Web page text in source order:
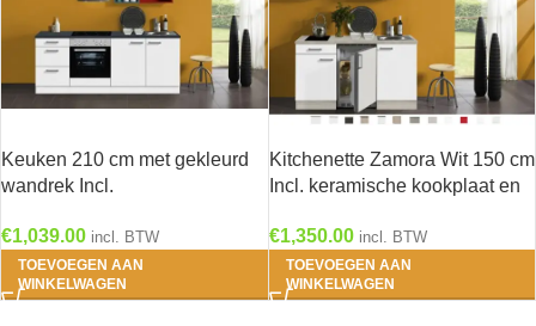
Keuken 210 cm met gekleurd
wandrek Incl.
spoelbak KT211E-9-732
€1,039.00 incl. BTW
TOEVOEGEN AAN
WINKELWAGEN
Kitchenette Zamora Wit 150 cm
Incl. keramische kookplaat en
€1,350.00 incl. BTW
TOEVOEGEN AAN
WINKELWAGEN